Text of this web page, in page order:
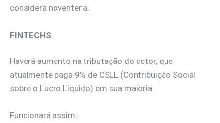
considera noventena.
FINTECHS
Haverá aumento na tributação do setor, que
atualmente paga 9% de CSLL (Contribuição Social
sobre o Lucro Líquido) em sua maioria.
Funcionará assim: